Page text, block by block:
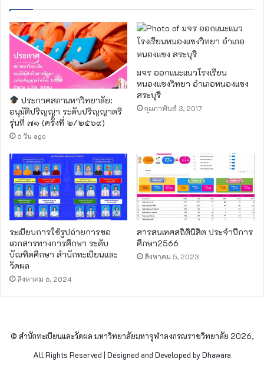
ประกาศสภามหาวิทยาลัย:
อนุมัติปริญญา ระดับปริญญาตรี
รุ่นที่ ๗๑ (ครั้งที่ ๒/๒๕๖๙)
6 วัน ago
มจร ออกแนะแนวโรงเรียน
หนองแซงวิทยา อำเภอหนองแซง
สระบุรี
กุมภาพันธ์ 3, 2017
ระเบียบการใช้รูปถ่ายการขอ
เอกสารทางการศึกษา ระดับ
บัณฑิตศึกษา สำนักทะเบียนและ
วัดผล
สิงหาคม 6, 2024
สารสนเทศสถิตินิสิต ประจำปีการ
ศึกษา2566
สิงหาคม 5, 2023
© สำนักทะเบียนและวัดผล มหาวิทยาลัยมหาจุฬาลงกรณราชวิทยาลัย 2026,
All Rights Reserved | Designed and Developed by Dhawara